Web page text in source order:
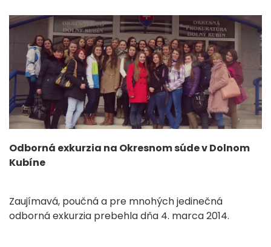
Odborná exkurzia na Okresnom súde v Dolnom
Kubíne
Zaujímavá, poučná a pre mnohých jedinečná
odborná exkurzia prebehla dňa 4. marca 2014.